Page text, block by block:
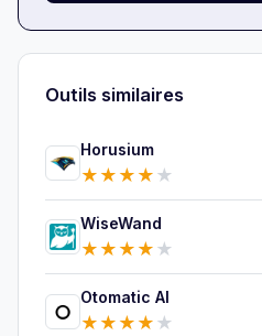
Outils similaires
Horusium
★ ★ ★ ★ ★
WiseWand
★ ★ ★ ★ ★
Otomatic AI
★ ★ ★ ★ ★